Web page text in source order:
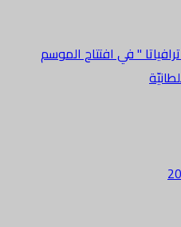
" في افتتاح الموسم